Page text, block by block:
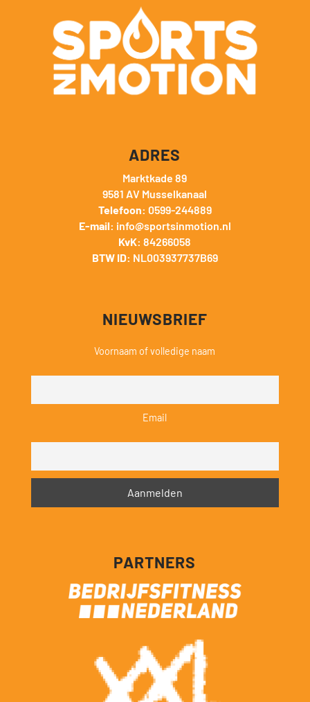
ADRES
Marktkade 89
9581 AV Musselkanaal
Telefoon: 0599-244889
E-mail: info@sportsinmotion.nl
KvK: 84266058
BTW ID: NL003937737B69
NIEUWSBRIEF
Voornaam of volledige naam
Email
PARTNERS